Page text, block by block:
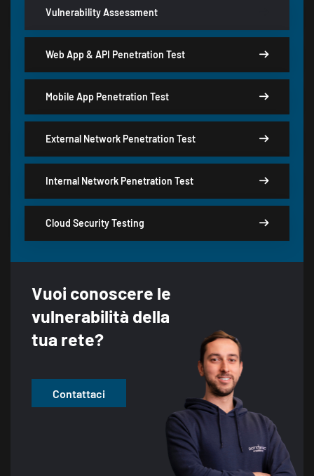
Vulnerability Assessment
Web App & API Penetration Test
Mobile App Penetration Test
External Network Penetration Test
Internal Network Penetration Test
Cloud Security Testing
Vuoi conoscere le
vulnerabilità della
tua rete?
Contattaci